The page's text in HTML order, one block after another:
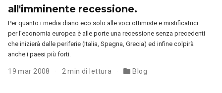
all'imminente recessione.
Per quanto i media diano eco solo alle voci ottimiste e mistificatrici
per l’economia europea è alle porte una recessione senza precedenti
che inizierà dalle periferie (Italia, Spagna, Grecia) ed infine colpirà
anche i paesi più forti.
19 mar 2008 2 min di lettura Blog